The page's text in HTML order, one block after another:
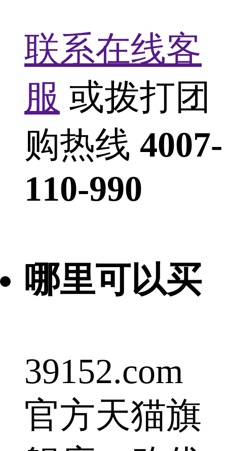
联系在线客
服 或拨打团
购热线 4007-
110-990
哪里可以买
39152.com
官方天猫旗